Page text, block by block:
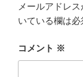
メールアドレ
いている欄は
コメント ※